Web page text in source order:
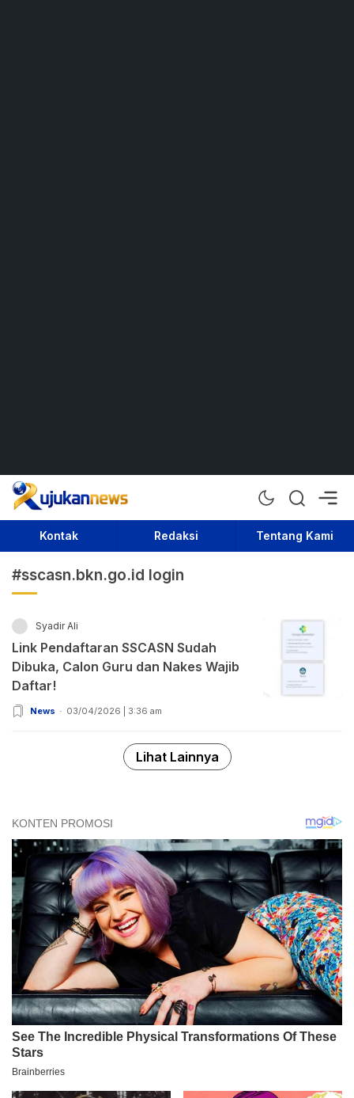
Rujukan News
Satu Rujukan Sejuta Informasi
Kontak Redaksi Tentang Kami
#sscasn.bkn.go.id login
Syadir Ali
Link Pendaftaran SSCASN Sudah
Dibuka, Calon Guru dan Nakes Wajib
Daftar!
News 03/04/2026 | 3:36 am
Lihat Lainnya